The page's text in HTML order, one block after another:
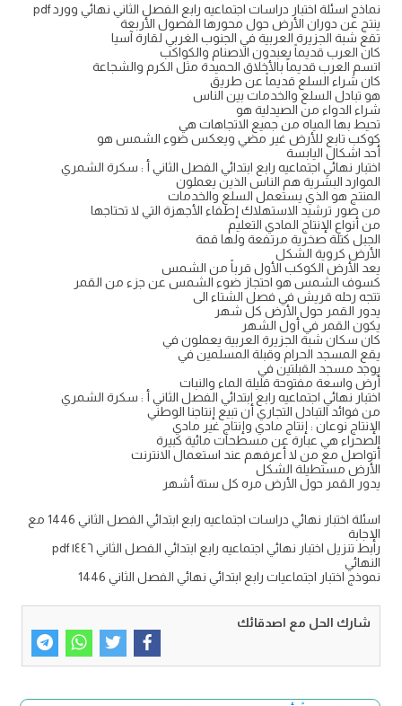
نماذج اسئلة اختبار دراسات اجتماعيه رابع الفصل الثاني نهائي وورد pdf
ينتج عن دوران الأرض حول محورها الفصول الأربعة
تقع شبة الجزيرة العربية في الجنوب الغربي لقارة آسيا
كان العرب قديماً يعبدون الاصنام والكواكب
اتسم العرب قديماً بالأخلاق الحميدة مثل الكرم والشجاعة
كان شراء السلع قديماً عن طريق
هو تبادل السلع والخدمات بين الناس
شراء الدواء من الصيدلية هو
تحيط بها المياه من جميع الاتجاهات هي
كوكب تابع للأرض غير مضي ويعكس ضوء الشمس هو
أحد اشكال اليابسة
اختبار نهائي اجتماعيه رابع ابتدائي الفصل الثاني أ : سكرة الشمري
الموارد البشرية هم الناس الذين يعملون
المنتج هو الذي يستعمل السلع والخدمات
من صور ترشيد الاستهلاك إطفاء الأجهزة التي لا تحتاجها
من أنواع الإنتاج المادي التعليم
الجبل كتلة صخرية مرتفعة ولها قمة
الأرض كروية الشكل
يعد الأرض الكوكب الأول قرباً من الشمس
كسوف الشمس هو احتجاز ضوء الشمس عن جزء من القمر
تتجه رحله قريش في فصل الشتاء الى
يدور القمر حول الأرض كل شهر
يكون القمر في أول الشهر
كان سكان شبة الجزيرة العربية يعملون في
يقع المسجد الحرام وقبلة المسلمين في
يوجد مسجد القبلتين في
أرض واسعة مفتوحة قليلة الماء والنبات
اختبار نهائي اجتماعيه رابع ابتدائي الفصل الثاني أ : سكرة الشمري
من فوائد التبادل التجاري أن تبيع إنتاجنا الوطني
الإنتاج نوعان : إنتاج مادي وإنتاج غير مادي
الصحراء هي عبارة عن مسطحات مائية كبيرة
أتواصل مع من لا أعرفهم عند استعمال الانترنت
الأرض مستطيلة الشكل
يدور القمر حول الأرض مره كل ستة أشهر
اسئلة اختبار نهائي دراسات اجتماعيه رابع ابتدائي الفصل الثاني 1446 مع
الإجابة
رابط تنزيل اختبار نهائي اجتماعيه رابع ابتدائي الفصل الثاني ١٤٤٦ pdf
النهائي
نموذج اختبار اجتماعيات رابع ابتدائي نهائي الفصل الثاني 1446
شارك الحل مع اصدقائك